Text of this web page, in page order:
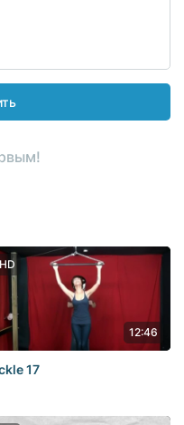
HD
12:46
17